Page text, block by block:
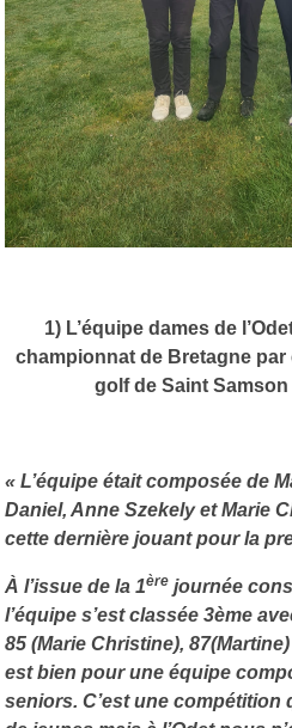
1) L’équipe dames de
championnat de Bretagne
golf de Saint
« L’équipe était composée de
Daniel, Anne Szekely et Marie
cette dernière jouant pour la
À l’issue de la 1ère journée
l’équipe s’est classée 3ème
85 (Marie Christine),
est bien pour une équipe
seniors. C’est une